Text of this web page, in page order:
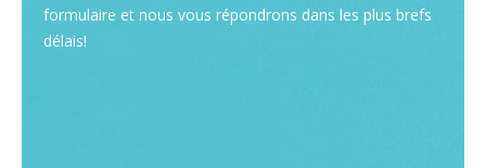
formulaire et nous vous répondrons dans les plus brefs
délais!